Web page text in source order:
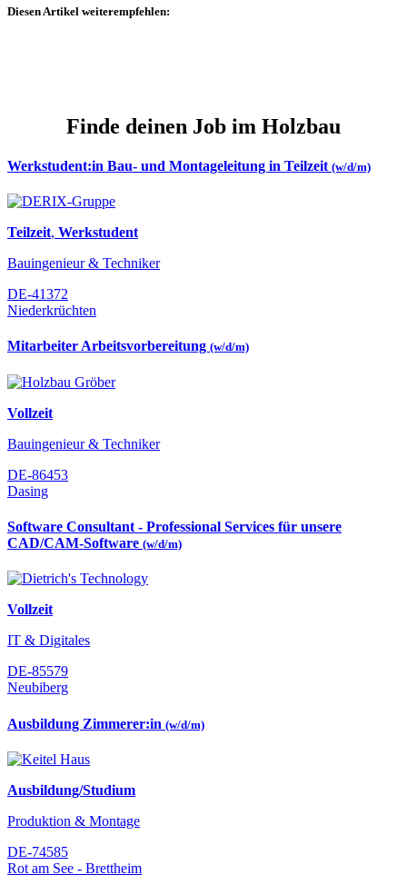
Diesen Artikel weiterempfehlen:
Finde deinen Job im Holzbau
Werkstudent:in Bau- und Montageleitung in Teilzeit (w/d/m)
Teilzeit, Werkstudent
Bauingenieur & Techniker
DE-41372
Niederkrüchten
Mitarbeiter Arbeitsvorbereitung (w/d/m)
Vollzeit
Bauingenieur & Techniker
DE-86453
Dasing
Software Consultant - Professional Services für unsere
CAD/CAM-Software (w/d/m)
Vollzeit
IT & Digitales
DE-85579
Neubiberg
Ausbildung Zimmerer:in (w/d/m)
Ausbildung/Studium
Produktion & Montage
DE-74585
Rot am See - Brettheim